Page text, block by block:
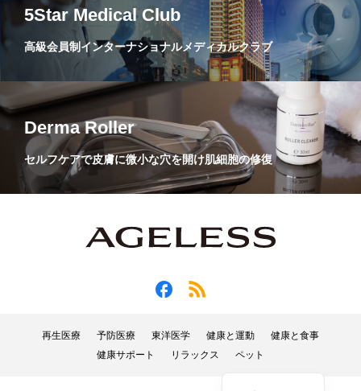
5Star Medical Club
高級会員制インターナショナルメディカルクラブ
Derma Roller
セルフケアで皮膚に微小な穴を開け肌細胞の修復
再生医療 予防医療 東洋医学 健康と運動
健康と食事
健康サポート
リラックス ペット